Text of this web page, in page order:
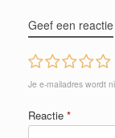
Geef een reactie
Je e-mailadres wordt
Reactie *